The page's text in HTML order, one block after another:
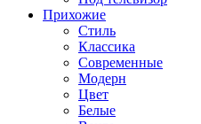
Прихожие
Стиль
Классика
Современные
Модерн
Цвет
Белые